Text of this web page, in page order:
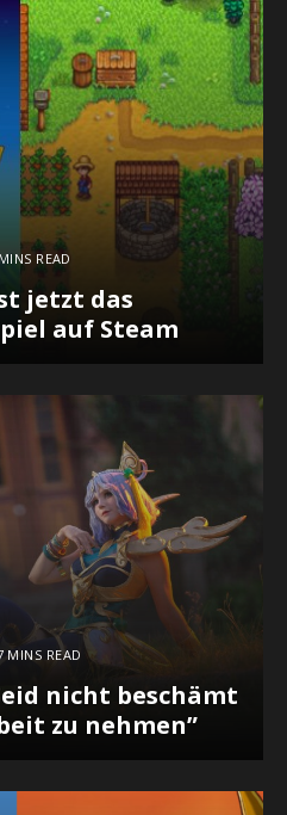
READ
jetzt das
auf Steam
MINS READ
nicht beschämt
zu nehmen”